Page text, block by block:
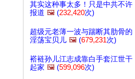
其实这种事太多！只是中共不许
报道 🖼️ (232,420次)
超级元老薄一波与踹断其肋骨的
淫荡宝贝儿 🖼️ (679,231次)
褡裢孙儿江志成靠白手套江世干
起家 🖼️ (599,096次)